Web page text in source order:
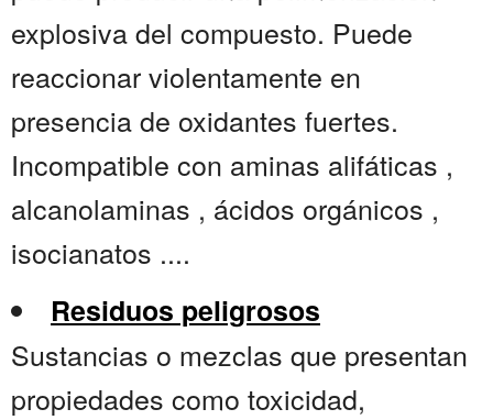
explosiva del compuesto. Puede
reaccionar violentamente en
presencia de oxidantes fuertes.
Incompatible con aminas alifáticas ,
alcanolaminas , ácidos orgánicos ,
isocianatos ....
Residuos peligrosos
Sustancias o mezclas que presentan
propiedades como toxicidad,